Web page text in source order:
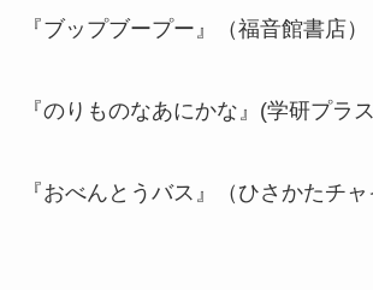
『ブップブープー』（福音館書店）
『のりものなあにかな』(学研プラ
『おべんとうバス』（ひさかたチャ